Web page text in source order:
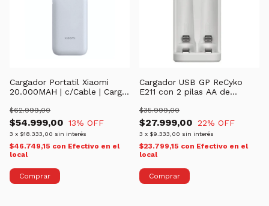
Cargador Portatil Xiaomi
20.000MAH | c/Cable | Carga
$54.999,00
$62.999,00
13% OFF
3 x $18.333,00 sin interés
$46.749,15 con Efectivo en el
local
Cargador USB GP ReCyko
E211 con 2 pilas AA de
650mAh
$27.999,00
$35.999,00
22% OFF
3 x $9.333,00 sin interés
$23.799,15 con Efectivo en el
local